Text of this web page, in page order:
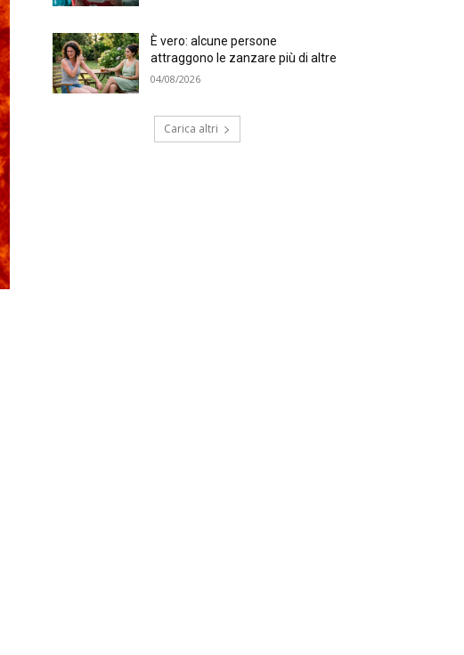
È vero: alcune persone
attraggono le zanzare più di altre
04/08/2026
Carica altri